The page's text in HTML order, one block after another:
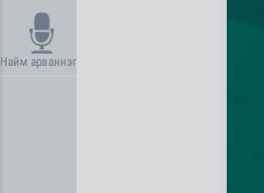
Найм арваннэг